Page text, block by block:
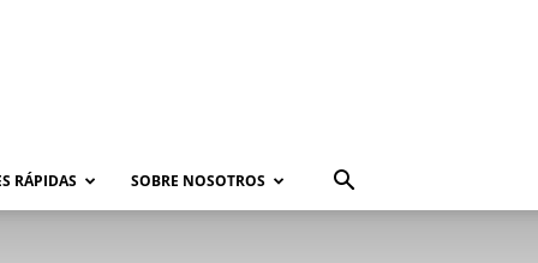
RÁPIDAS SOBRE NOSOTROS